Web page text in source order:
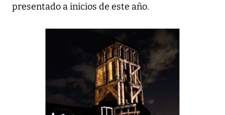
presentado a inicios de este año.